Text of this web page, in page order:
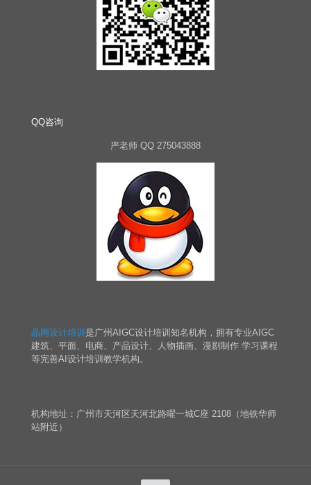
QQ咨询
严老师 QQ 275043888
晶网设计培训 是广州AIGC设计培训知名机构，拥有专业AIGC
建筑、平面、电商、产品设计、人物插画、漫剧制作 学习课程
等完善AI设计培训教学机构。
机构地址：广州市天河区天河北路曜一城C座 2108（地铁华师
站附近）